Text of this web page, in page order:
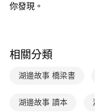
２．關於個人資料處理事
任。
時審查核予不同之上限
恩沛科技股份有限公司
你發現。
相關分類
湖邊故事 橋梁書
湖邊故事 讀本